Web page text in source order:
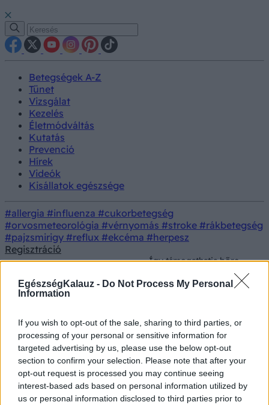
EgészségKalauz - Do Not Process My Personal
Information
If you wish to opt-out of the sale, sharing to third parties, or
processing of your personal or sensitive information for
targeted advertising by us, please use the below opt-out
section to confirm your selection. Please note that after your
opt-out request is processed you may continue seeing
interest-based ads based on personal information utilized by
us or personal information disclosed to third parties prior to
Betegségek A-Z
Tünet
Vizsgálat
Kezelés
Életmódváltás
Kutatás
Prevenció
Hírek
Videók
Kisállatok egészsége
#allergia #influenza #cukorbetegség
#orvosmeteorológia #vérnyomás #stroke #rákbetegség
#pajzsmirigy #reflux #ekcéma #herpesz
Regisztráció
Így támogathatja bőre
étrendjével és
Így támogathatja bőre tavaszi
megújulását étrendjével és
életmódjával